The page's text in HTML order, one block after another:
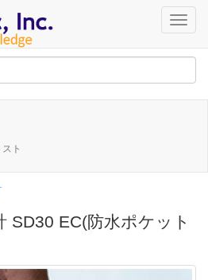
ト
SD30 EC(防水ポケット